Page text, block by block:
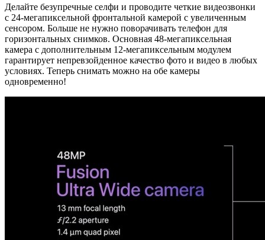
с 24-мегапиксельной фронтальной камерой с увеличенным
сенсором. Больше не нужно поворачивать телефон для
горизонтальных снимков. Основная 48-мегапиксельная
камера с дополнительным 12-мегапиксельным модулем
гарантирует непревзойденное качество фото и видео в любых
условиях. Теперь снимать можно на обе камеры
одновременно!